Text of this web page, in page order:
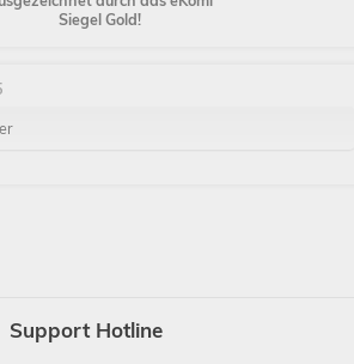
Siegel Gold!
Support Hotline